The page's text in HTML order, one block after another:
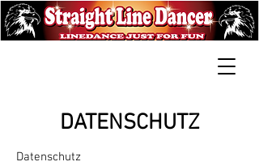
DATENSCHUTZ
Datenschutz